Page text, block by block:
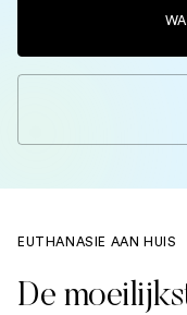
EUTHANASIE AAN HUIS
De